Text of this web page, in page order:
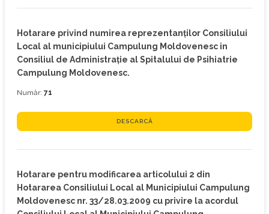
Hotarare privind numirea reprezentanţilor Consiliului
Local al municipiului Campulung Moldovenesc in
Consiliul de Administraţie al Spitalului de Psihiatrie
Campulung Moldovenesc.
Număr: 71
DESCARCĂ
Hotarare pentru modificarea articolului 2 din
Hotararea Consiliului Local al Municipiului Campulung
Moldovenesc nr. 33/28.03.2009 cu privire la acordul